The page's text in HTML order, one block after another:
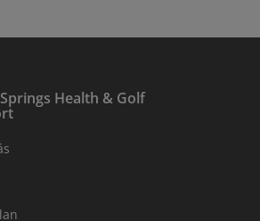
Health & Golf